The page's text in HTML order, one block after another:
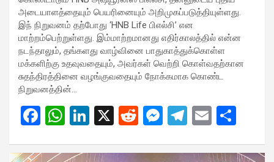
அடையாளத்தையும் பெயரினையும் அறிமுகப்படுத்தியுள்ளது.
இந் நிறுவனம் தற்போது ‘HNB Life பிஎல்சி’ என
மாற்றம்பெற்றுள்ளது. இம்மாற்றமானது எதிர்காலத்தில் என்ன
நடந்தாலும், தங்களது வாழ்வினை பாதுகாத்துக்கொள்ள
மக்களிற்கு உதவுவதையும், அவர்கள் வெற்றி கொள்வதற்கான
சுதந்திரத்தினை வழங்குவதையும் நோக்கமாக கொண்ட
நிறுவனத்தின்…
F
ce
W
at
Li
ke
X
R
d
M
se
T
e
E
ail ar